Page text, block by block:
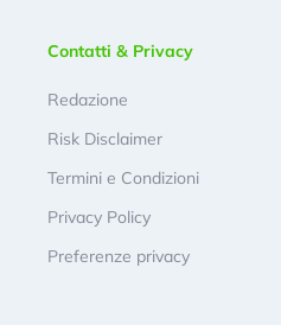
Contatti & Privacy
Redazione
Risk Disclaimer
Termini e Condizioni
Privacy Policy
Preferenze privacy